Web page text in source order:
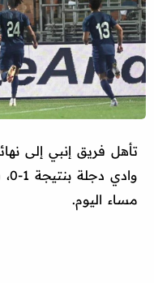
تأهل فريق إنبي إلى
مساء اليوم.